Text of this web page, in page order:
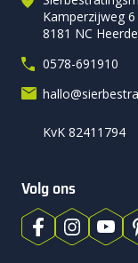
Kamperzijweg 6
8181 NC Heerde
0578-691910
KvK 82411794
Volg ons